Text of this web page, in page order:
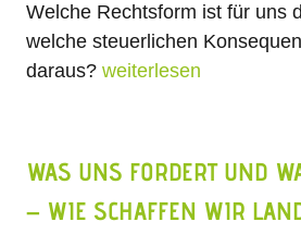
Welche Rechtsform ist für uns
welche steuerlichen
daraus?weiterlesen
WAS UNS FORDERT UND
– WIE SCHAFFEN WIR